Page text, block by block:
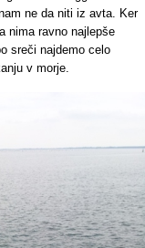
ne da niti iz avta. Ker
nima ravno najlepše
sreči najdemo celo
v morje.